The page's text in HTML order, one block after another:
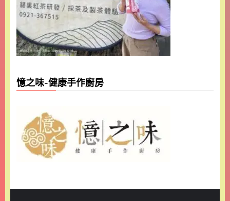
憶之味-健康手作廚房